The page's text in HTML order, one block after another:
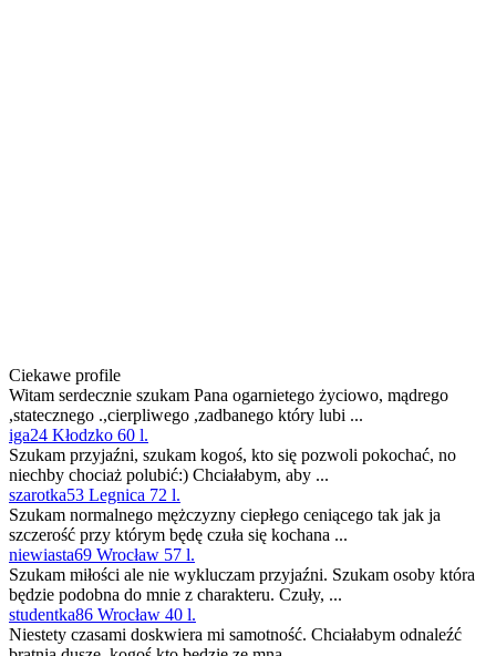
Ciekawe profile
Witam serdecznie szukam Pana ogarnietego życiowo, mądrego
,statecznego .,cierpliwego ,zadbanego który lubi ...
iga24 Kłodzko 60 l.
Szukam przyjaźni, szukam kogoś, kto się pozwoli pokochać, no
niechby chociaż polubić:) Chciałabym, aby ...
szarotka53 Legnica 72 l.
Szukam normalnego mężczyzny ciepłego ceniącego tak jak ja
szczerość przy którym będę czuła się kochana ...
niewiasta69 Wrocław 57 l.
Szukam miłości ale nie wykluczam przyjaźni. Szukam osoby która
będzie podobna do mnie z charakteru. Czuły, ...
studentka86 Wrocław 40 l.
Niestety czasami doskwiera mi samotność. Chciałabym odnaleźć